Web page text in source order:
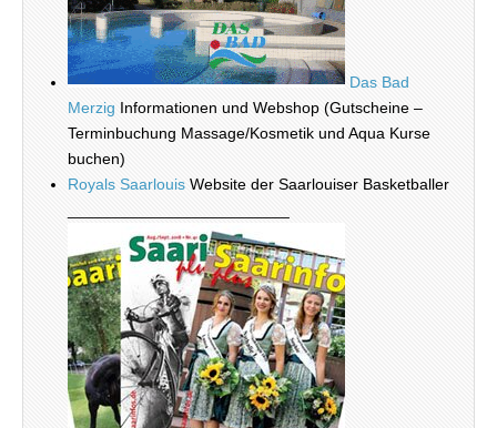
Das Bad
Merzig Informationen und Webshop (Gutscheine –
Terminbuchung Massage/Kosmetik und Aqua Kurse
buchen)
Royals Saarlouis Website der Saarlouiser Basketballer